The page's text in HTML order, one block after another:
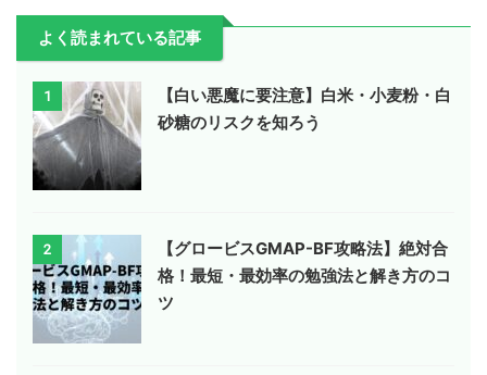
よく読まれている記事
1
【白い悪魔に要注意】白米・小麦粉・白
砂糖のリスクを知ろう
2
【グロービスGMAP-BF攻略法】絶対合
格！最短・最効率の勉強法と解き方のコ
ツ